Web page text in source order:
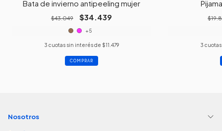
Bata de invierno antipeeling mujer
$43.049 $34.439
+5
3 cuotas sin interés de $11.479
COMPRAR
3
Nosotros